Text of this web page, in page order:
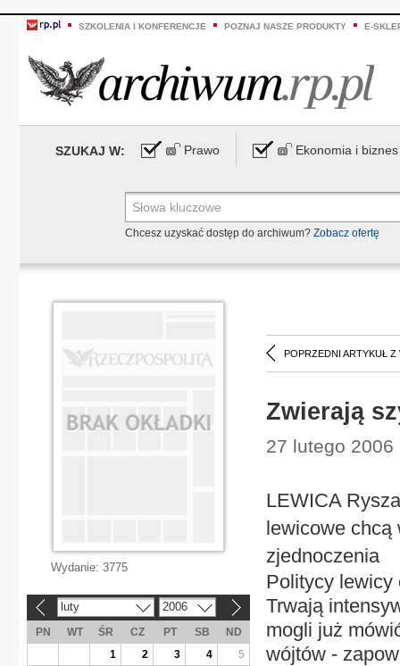
SZKOLENIA I KONFERENCJE POZNAJ NASZE PRODUKTY E-
SZUKAJ W: Prawo Ekonomia i biznes
Chcesz uzyskać dostęp do archiwum? Zobacz ofertę
POPRZEDNI ARTYKUŁ Z
Zwierają
27 lutego 2006
LEWICA
lewicowe chcą
zjednoczenia
Politycy lewicy
Trwają
mogli już
wójtów -
Wydanie: 3775
luty 2006
PN WT ŚR CZ PT SB
ND
1
2 3 4
5